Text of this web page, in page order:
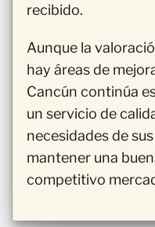
recibido.
Aunque la
hay áreas de
Cancún continúa
un servicio de
necesidades de
mantener una
competitivo